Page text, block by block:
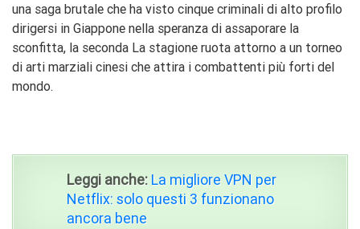
una saga brutale che ha visto cinque criminali di alto profilo
dirigersi in Giappone nella speranza di assaporare la
sconfitta, la seconda La stagione ruota attorno a un torneo
di arti marziali cinesi che attira i combattenti più forti del
mondo.
Leggi anche: La migliore VPN per
Netflix: solo questi 3 funzionano
ancora bene